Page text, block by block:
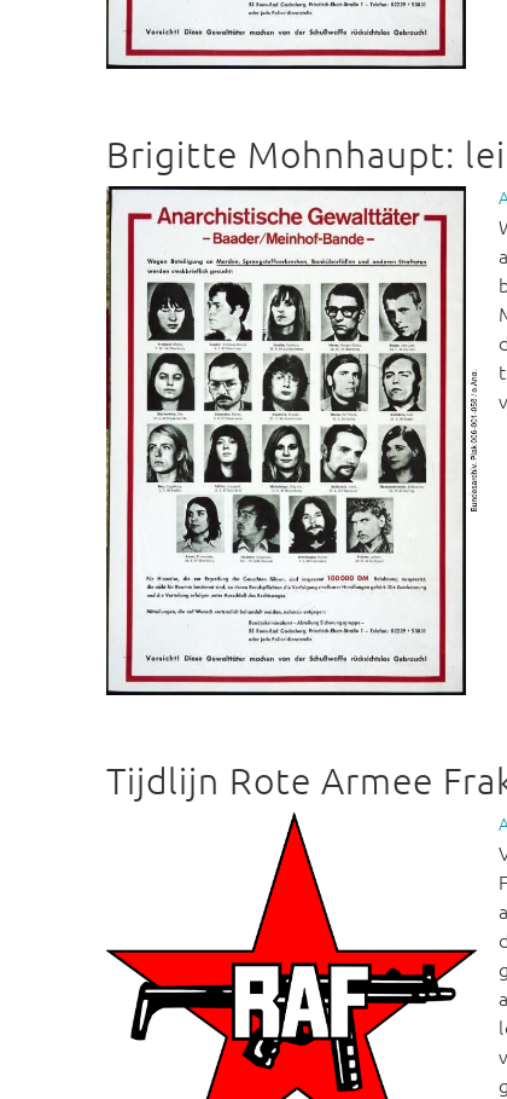
Brigitte Mohnhaupt:
Tijdlijn Rote Armee